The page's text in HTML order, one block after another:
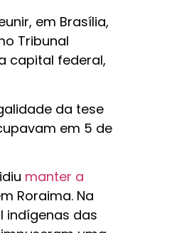
em Brasília,
Tribunal
capital federal,
da tese
em 5 de
manter a
Roraima. Na
indígenas das